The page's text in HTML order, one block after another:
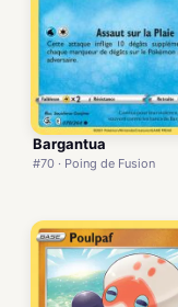
Bargantua
#70 · Poing de Fusion